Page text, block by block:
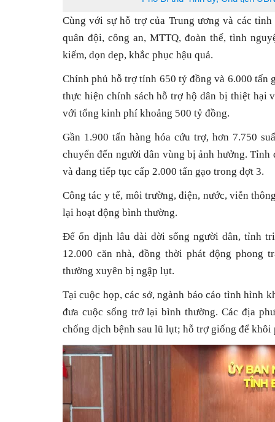
Cùng với sự hỗ trợ của Trung ương và các
quân đội, công an, MTTQ, đoàn thể, tình
kiếm, dọn dẹp, khắc phục hậu quả.
Chính phủ hỗ trợ tỉnh 650 tỷ đồng và 6.000 tấn
thực hiện chính sách hỗ trợ hộ dân bị thiệt hại
với tổng kinh phí khoảng 500 tỷ đồng.
Gần 1.900 tấn hàng hóa cứu trợ, hơn 7.750
chuyển đến người dân vùng bị ảnh hưởng. Tỉnh
và đang tiếp tục cấp 2.000 tấn gạo trong đợt 3.
Công tác y tế, môi trường, điện, nước, viễn
lại hoạt động bình thường.
Để ổn định lâu dài đời sống người dân, tỉnh
12.000 căn nhà, đồng thời phát động phong
thường xuyên bị ngập lụt.
Tại cuộc họp, các sở, ngành báo cáo tình hình
đưa cuộc sống trở lại bình thường. Các địa
chống dịch bệnh sau lũ lụt; hỗ trợ giống để